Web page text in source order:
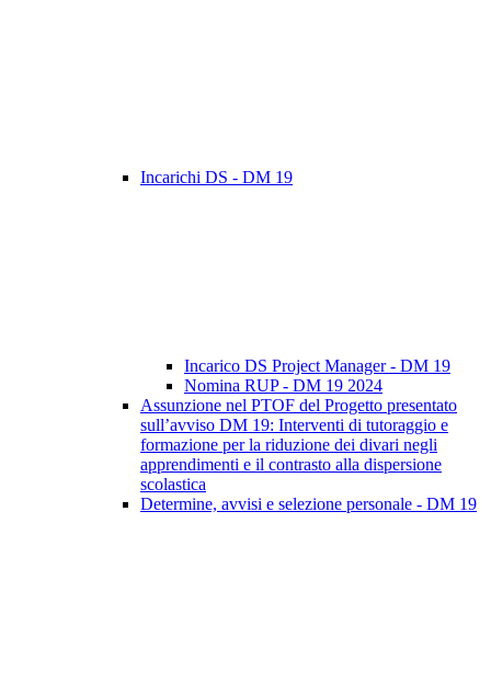
Incarichi DS - DM 19
Incarico DS Project Manager - DM 19
Nomina RUP - DM 19 2024
Assunzione nel PTOF del Progetto presentato
sull’avviso DM 19: Interventi di tutoraggio e
formazione per la riduzione dei divari negli
apprendimenti e il contrasto alla dispersione
scolastica
Determine, avvisi e selezione personale - DM 19